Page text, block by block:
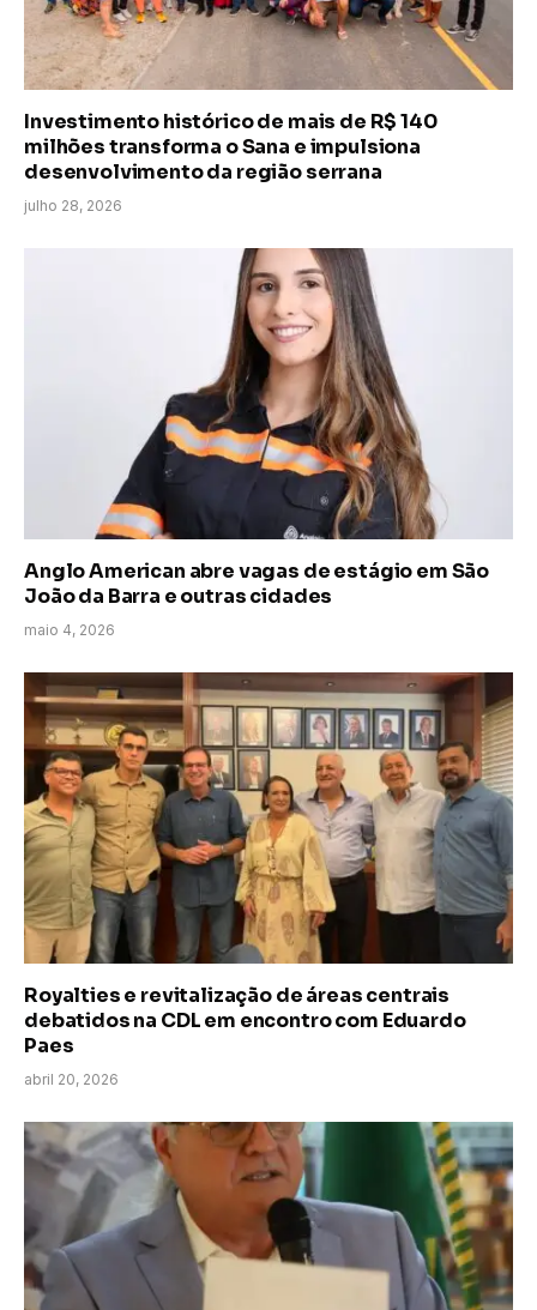
Investimento histórico de mais de R$ 140
milhões transforma o Sana e impulsiona
desenvolvimento da região serrana
julho 28, 2026
Anglo American abre vagas de estágio em São
João da Barra e outras cidades
maio 4, 2026
Royalties e revitalização de áreas centrais
debatidos na CDL em encontro com Eduardo
Paes
abril 20, 2026